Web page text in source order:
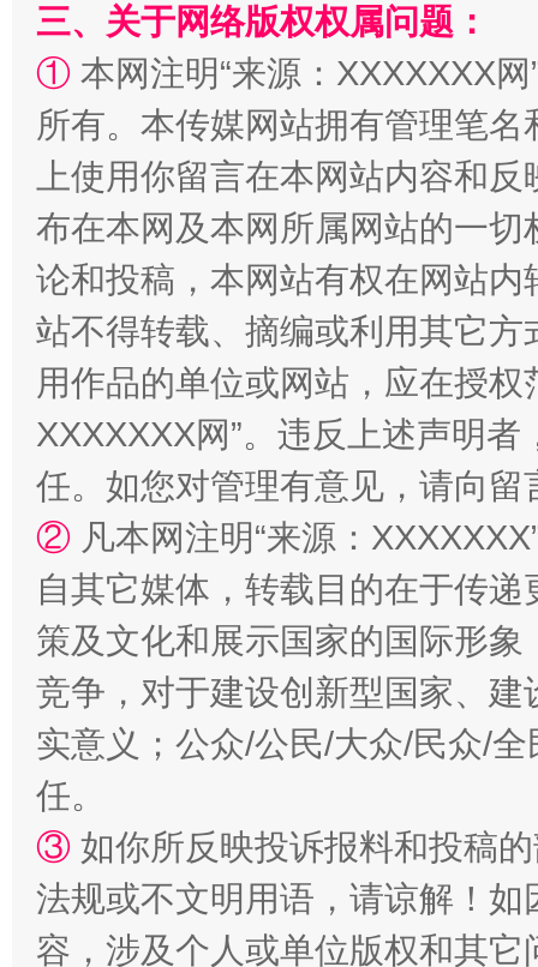
解纷+调解+退费，一次搞定
站台名比不上好声名
漫山遍野的桃花与雪山、麦地、白藏房 除
三、关于网络版权权属问题：
① 本网注明“来源：XXXXXXX
所有。本传媒网站拥有管理笔
上使用你留言在本网站内容和
布在本网及本网所属网站的一
论和投稿，本网站有权在网站
站不得转载、摘编或利用其它
用作品的单位或网站，应在授
XXXXXXX网”。违反上述声明
任。如您对管理有意见，请向
② 凡本网注明“来源：
自其它媒体，转载目的在于传
策及文化和展示国家的国际形
竞争，对于建设创新型国家、
实意义；公众/公民/大众/民众/
任。
③ 如你所反映投诉报料和投稿
法规或不文明用语，请谅解！
容，涉及个人或单位版权和其它